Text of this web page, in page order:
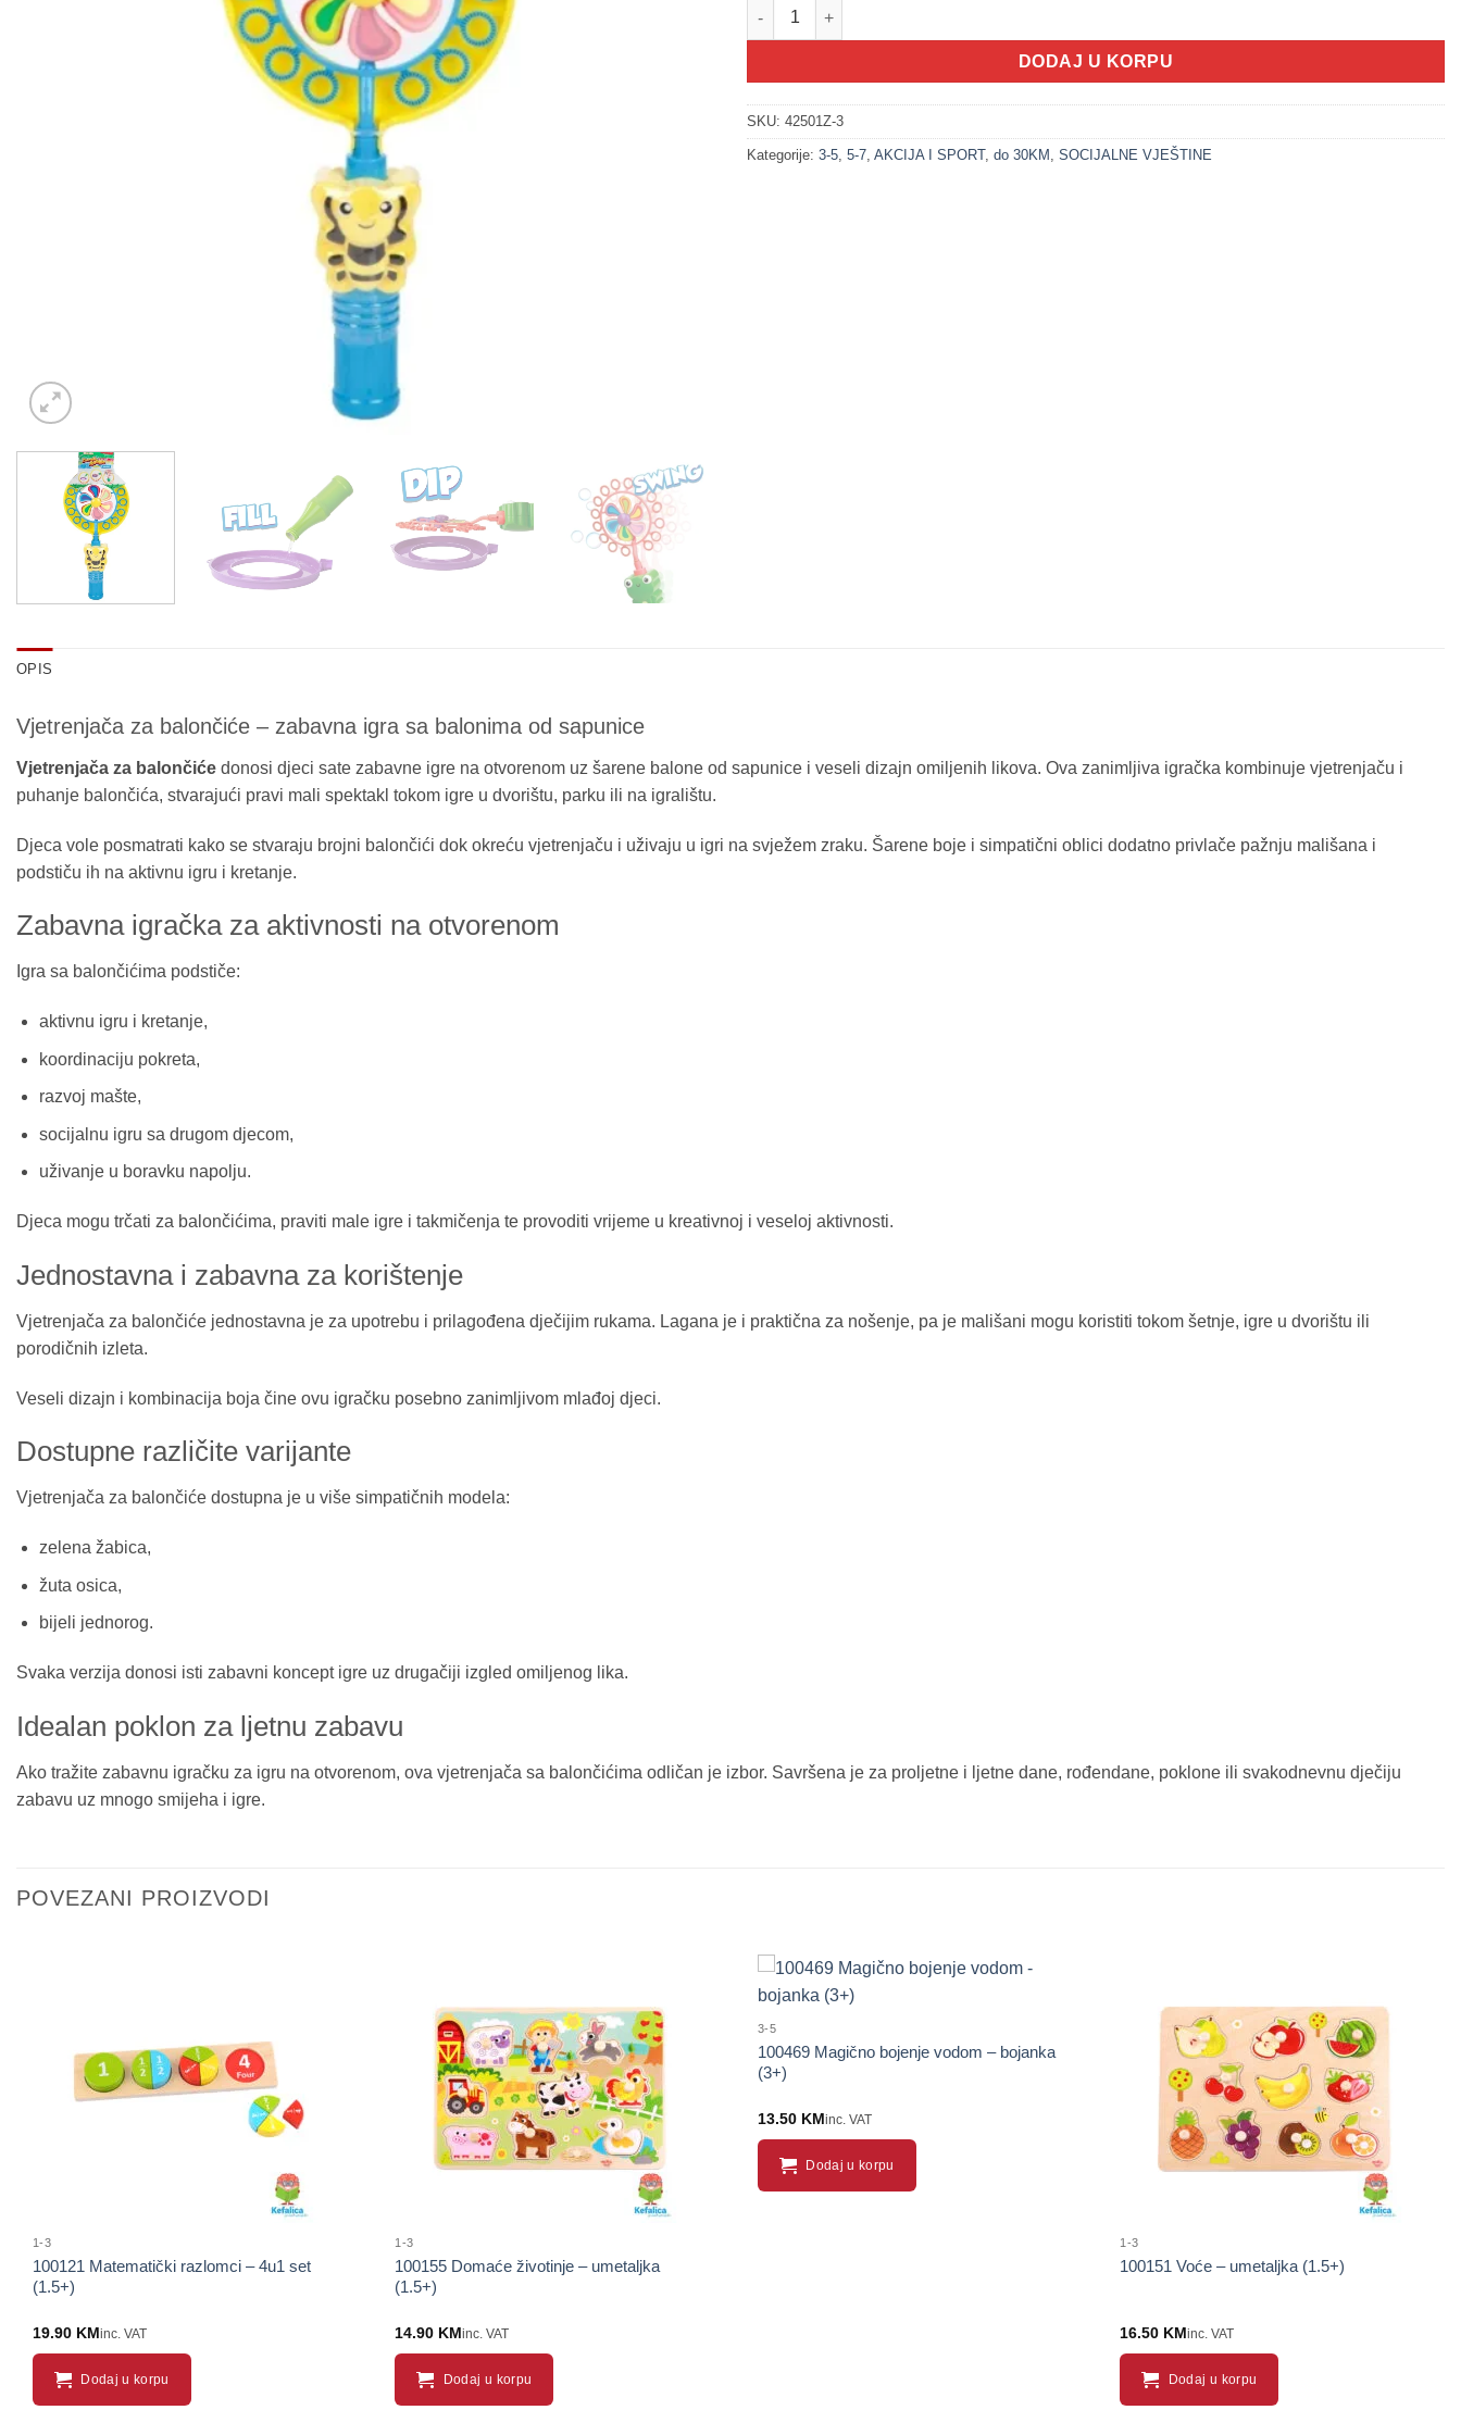
200335-3 Vjetrenjača za balončiće - ŽUTA OSICA količina
DODAJ U KORPU
SKU: 42501Z-3
Kategorije: 3-5, 5-7, AKCIJA I SPORT, do 30KM , SOCIJALNE VJEŠTINE
OPIS
Vjetrenjača za balončiće – zabavna igra sa balonima od sapunice
Vjetrenjača za balončiće donosi djeci sate zabavne igre na otvorenom uz šarene balone od sapunice i veseli dizajn omiljenih likova. Ova zanimljiva igračka kombinuje vjetrenjaču i
puhanje balončića, stvarajući pravi mali spektakl tokom igre u dvorištu, parku ili na igralištu.
Djeca vole posmatrati kako se stvaraju brojni balončići dok okreću vjetrenjaču i uživaju u igri na svježem zraku. Šarene boje i simpatični oblici dodatno privlače pažnju mališana i
podstiču ih na aktivnu igru i kretanje.
Zabavna igračka za aktivnosti na otvorenom
Igra sa balončićima podstiče:
aktivnu igru i kretanje,
koordinaciju pokreta,
razvoj mašte,
socijalnu igru sa drugom djecom,
uživanje u boravku napolju.
Djeca mogu trčati za balončićima, praviti male igre i takmičenja te provoditi vrijeme u kreativnoj i veseloj aktivnosti.
Jednostavna i zabavna za korištenje
Vjetrenjača za balončiće jednostavna je za upotrebu i prilagođena dječijim rukama. Lagana je i praktična za nošenje, pa je mališani mogu koristiti tokom šetnje, igre u dvorištu ili
porodičnih izleta.
Veseli dizajn i kombinacija boja čine ovu igračku posebno zanimljivom mlađoj djeci.
Dostupne različite varijante
Vjetrenjača za balončiće dostupna je u više simpatičnih modela:
zelena žabica,
žuta osica,
bijeli jednorog.
Svaka verzija donosi isti zabavni koncept igre uz drugačiji izgled omiljenog lika.
Idealan poklon za ljetnu zabavu
Ako tražite zabavnu igračku za igru na otvorenom, ova vjetrenjača sa balončićima odličan je izbor. Savršena je za proljetne i ljetne dane, rođendane, poklone ili svakodnevnu dječiju
zabavu uz mnogo smijeha i igre.
POVEZANI PROIZVODI
1-3
100121 Matematički razlomci – 4u1 set
(1.5+)
19.90 KMinc. VAT
Dodaj u korpu
1-3
100155 Domaće životinje – umetaljka
(1.5+)
14.90 KMinc. VAT
Dodaj u korpu
3-5
100469 Magično bojenje vodom – bojanka
(3+)
13.50 KMinc. VAT
Dodaj u korpu
1-3
100151 Voće – umetaljka (1.5+)
16.50 KMinc. VAT
Dodaj u korpu